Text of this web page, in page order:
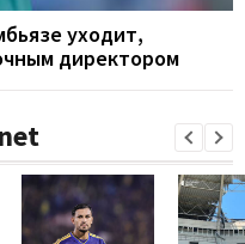
уходит,
директором